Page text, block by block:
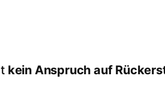
kein Anspruch auf